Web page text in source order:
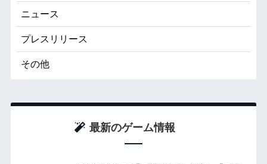
ニュース
プレスリリース
その他
最新のゲーム情報